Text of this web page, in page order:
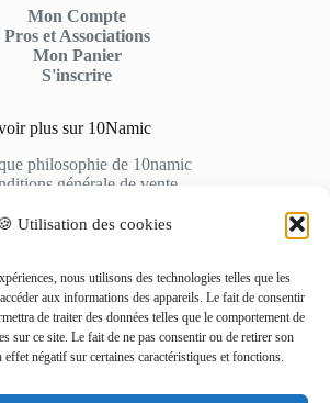
Utilisation des cookies
nous utilisons des technologies telles que les
aux informations des appareils. Le fait de consentir
de traiter des données telles que le comportement de
sur ce site. Le fait de ne pas consentir ou de retirer son
négatif sur certaines caractéristiques et fonctions.
Mon Compte
Pros et Associations
Mon Panier
S'inscrire
plus sur 10Namic
philosophie de 10namic
générale de vente
Cookies
Nous Contactez
– 74500 PUBLIER
+33 6 01 62 51 02